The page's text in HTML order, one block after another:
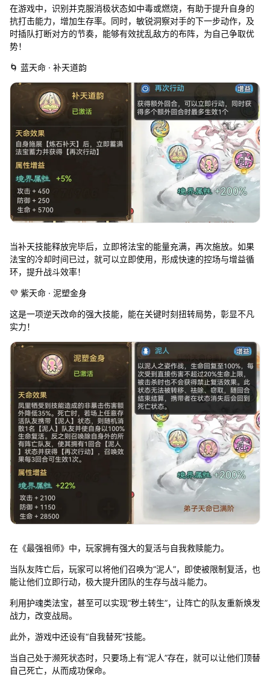
在游戏中，识别并克服消极状态如中毒或燃烧，有助于提升自身的
抗打击能力，增加生存率。同时，敏锐洞察对手的下一步动作，及
时插队打断对方的节奏，能够有效扰乱敌方的布阵，为自己争取优
势！
🌀 蓝天命 · 补天道韵
当补天技能释放完毕后，立即将法宝的能量充满，再次施放。如果
法宝的冷却时间已过，就可以立即使用，形成快速的控场与增益循
环，提升战斗效率！
💜 紫天命 · 泥塑金身
这是一项逆天改命的强大技能，能在关键时刻扭转局势，彰显不凡
实力！
在《最强祖师》中，玩家拥有强大的复活与自我救赎能力。
当队友阵亡后，玩家可以将他们召唤为“泥人”，即使被限制复活，也
能让他们立即行动，极大提升团队的生存与战斗能力。
利用护魂类法宝，甚至可以实现“秽土转生”，让阵亡的队友重新焕发
战力，改变战局。
此外，游戏中还设有“自我替死”技能。
当自己处于濒死状态时，只要场上有“泥人”存在，就可以让他们顶替
自己死亡，从而成功保命。